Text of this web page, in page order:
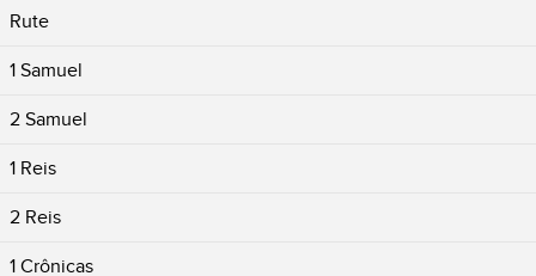
Rute
1 Samuel
2 Samuel
1 Reis
2 Reis
1 Crônicas